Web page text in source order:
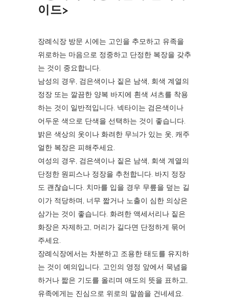
이드>
장례식장 방문 시에는 고인을 추모하고 유족을
위로하는 마음으로 정중하고 단정한 복장을 갖추
는 것이 중요합니다.
남성의 경우, 검은색이나 짙은 남색, 회색 계열의
정장 또는 깔끔한 양복 바지에 흰색 셔츠를 착용
하는 것이 일반적입니다. 넥타이는 검은색이나
어두운 색으로 단색을 선택하는 것이 좋습니다.
밝은 색상의 옷이나 화려한 무늬가 있는 옷, 캐주
얼한 복장은 피해주세요.
여성의 경우, 검은색이나 짙은 남색, 회색 계열의
단정한 원피스나 정장을 추천합니다. 바지 정장
도 괜찮습니다. 치마를 입을 경우 무릎을 덮는 길
이가 적당하며, 너무 짧거나 노출이 심한 의상은
삼가는 것이 좋습니다. 화려한 액세서리나 짙은
화장은 자제하고, 머리가 길다면 단정하게 묶어
주세요.
장례식장에서는 차분하고 조용한 태도를 유지하
는 것이 예의입니다. 고인의 영정 앞에서 묵념을
하거나 짧은 기도를 올리며 애도의 뜻을 표하고,
유족에게는 진심으로 위로의 말씀을 건네세요.